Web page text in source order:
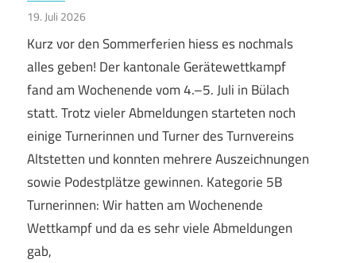
19. Juli 2026
Kurz vor den Sommerferien hiess es nochmals
alles geben! Der kantonale Gerätewettkampf
fand am Wochenende vom 4.–5. Juli in Bülach
statt. Trotz vieler Abmeldungen starteten noch
einige Turnerinnen und Turner des Turnvereins
Altstetten und konnten mehrere Auszeichnungen
sowie Podestplätze gewinnen. Kategorie 5B
Turnerinnen: Wir hatten am Wochenende
Wettkampf und da es sehr viele Abmeldungen
gab,